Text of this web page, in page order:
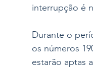
interrupção é
Durante o
os números
estarão aptas